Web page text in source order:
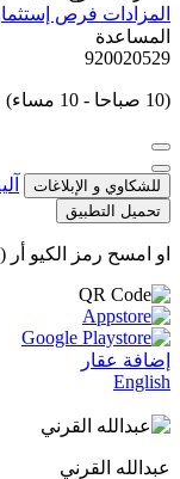
المزادات فرص
المساعدة
920020529
(10 صباحا - 10 مساء)
للشكاوي و الإبلاغات
تحميل التطبيق
او امسح رمز الكيو أر (QR) مباشرة
إضافة عقار
English
عبدالله القرني